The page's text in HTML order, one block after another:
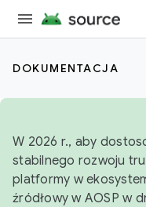
DOKUMENTACJA
W 2026 r., aby
stabilnego rozwoju
platformy w
źródłowy w AOSP w